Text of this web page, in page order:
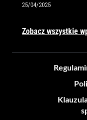
25/04/2025
Zobacz wszystkie